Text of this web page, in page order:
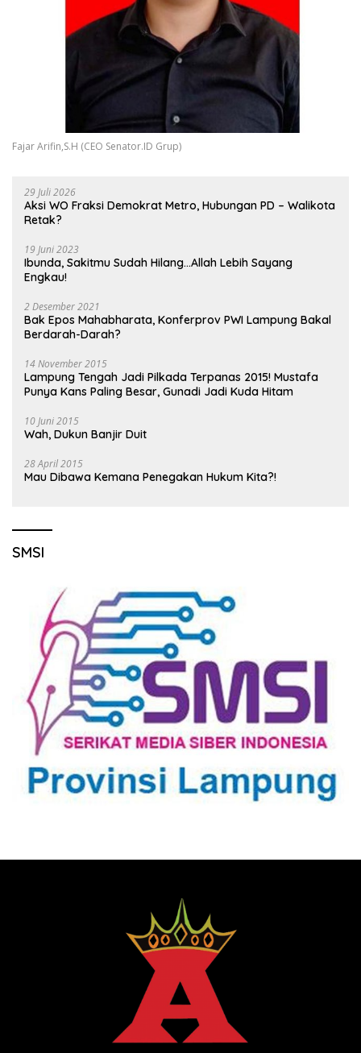
Fajar Arifin,S.H (CEO Senator.ID Grup)
29 Juli 2026
Aksi WO Fraksi Demokrat Metro, Hubungan PD – Walikota
Retak?
19 Juni 2023
Ibunda, Sakitmu Sudah Hilang…Allah Lebih Sayang
Engkau!
2 Desember 2021
Bak Epos Mahabharata, Konferprov PWI Lampung Bakal
Berdarah-Darah?
14 November 2015
Lampung Tengah Jadi Pilkada Terpanas 2015! Mustafa
Punya Kans Paling Besar, Gunadi Jadi Kuda Hitam
10 Juni 2015
Wah, Dukun Banjir Duit
28 April 2015
Mau Dibawa Kemana Penegakan Hukum Kita?!
SMSI